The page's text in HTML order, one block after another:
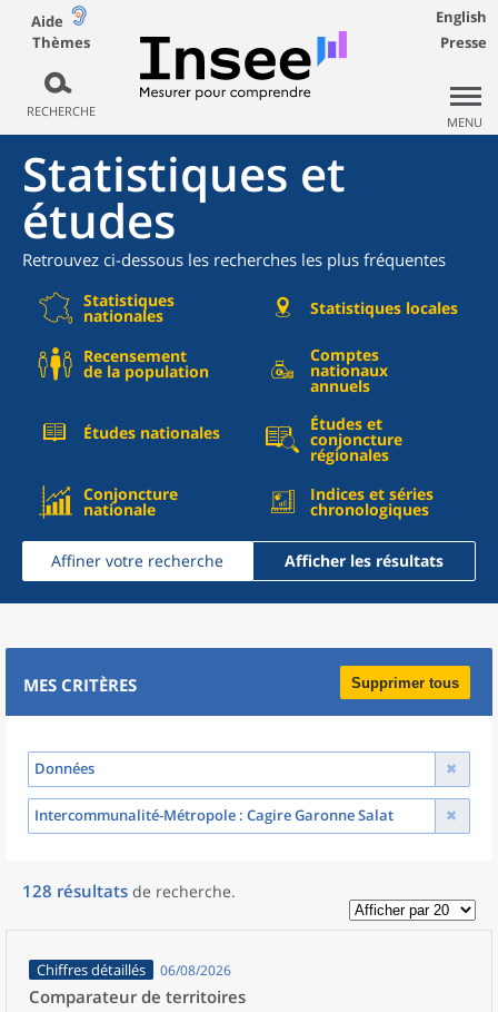
Aide
Thèmes
RECHERCHE
English
Presse
MENU
Statistiques et
études
Retrouvez ci-dessous les recherches les plus fréquentes
Statistiques
nationales Statistiques locales
Recensement
de la population
Comptes
nationaux
annuels
Études nationales Études et
conjoncture
régionales
Conjoncture
nationale
Indices et séries
chronologiques
Affiner votre recherche Afficher les résultats
MES CRITÈRES Supprimer tous
Données
Intercommunalité-Métropole : Cagire Garonne Salat
128 résultats de recherche.
Chiffres détaillés 06/08/2026
Comparateur de territoires